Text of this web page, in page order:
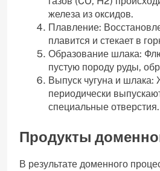
железа из оксидов.
Плавление:
плавится и стекает в
Образование шлака:
пустую породу руды‚
Выпуск чугуна и шлака:
периодически
специальные отверстия.
Продукты
В результате доменного